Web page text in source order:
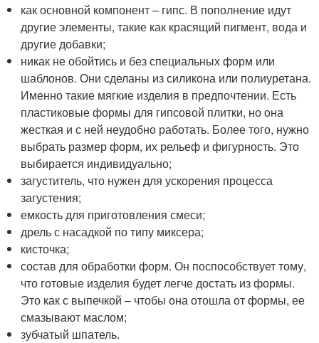
как основной компонент – гипс. В пополнение идут
другие элементы, такие как красящий пигмент, вода и
другие добавки;
никак не обойтись и без специальных форм или
шаблонов. Они сделаны из силикона или полиуретана.
Именно такие мягкие изделия в предпочтении. Есть
пластиковые формы для гипсовой плитки, но она
жесткая и с ней неудобно работать. Более того, нужно
выбрать размер форм, их рельеф и фигурность. Это
выбирается индивидуально;
загуститель, что нужен для ускорения процесса
загустения;
емкость для приготовления смеси;
дрель с насадкой по типу миксера;
кисточка;
состав для обработки форм. Он поспособствует тому,
что готовые изделия будет легче достать из формы.
Это как с выпечкой – чтобы она отошла от формы, ее
смазывают маслом;
зубчатый шпатель.